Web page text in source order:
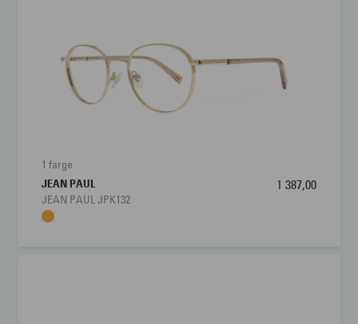
1 farge
JEAN PAUL
JEAN PAUL JPK132
1 387,00